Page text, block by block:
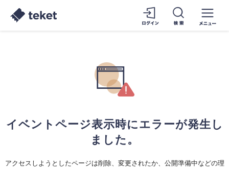
イベントページ表示時にエラーが発生し
ました。
アクセスしようとしたページは削除、変更されたか、公開準備中などの理